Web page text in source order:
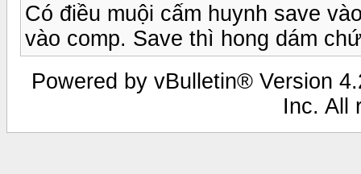
Có điều muội cấm huynh save
vào comp. Save thì hong dám
Powered by vBulletin® Version
Inc. All